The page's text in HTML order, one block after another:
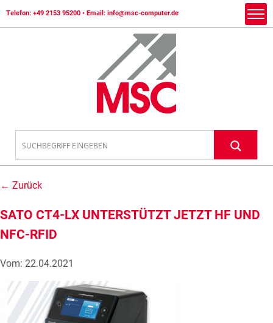
Telefon: +49 2153 95200 • Email: info@msc-computer.de
← Zurück
SATO CT4-LX UNTERSTÜTZT JETZT HF UND
NFC-RFID
Vom: 22.04.2021